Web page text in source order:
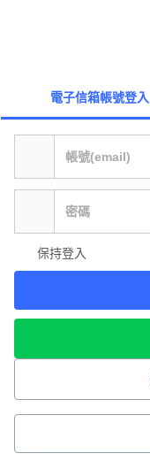
電子信箱帳號登入
保持登入